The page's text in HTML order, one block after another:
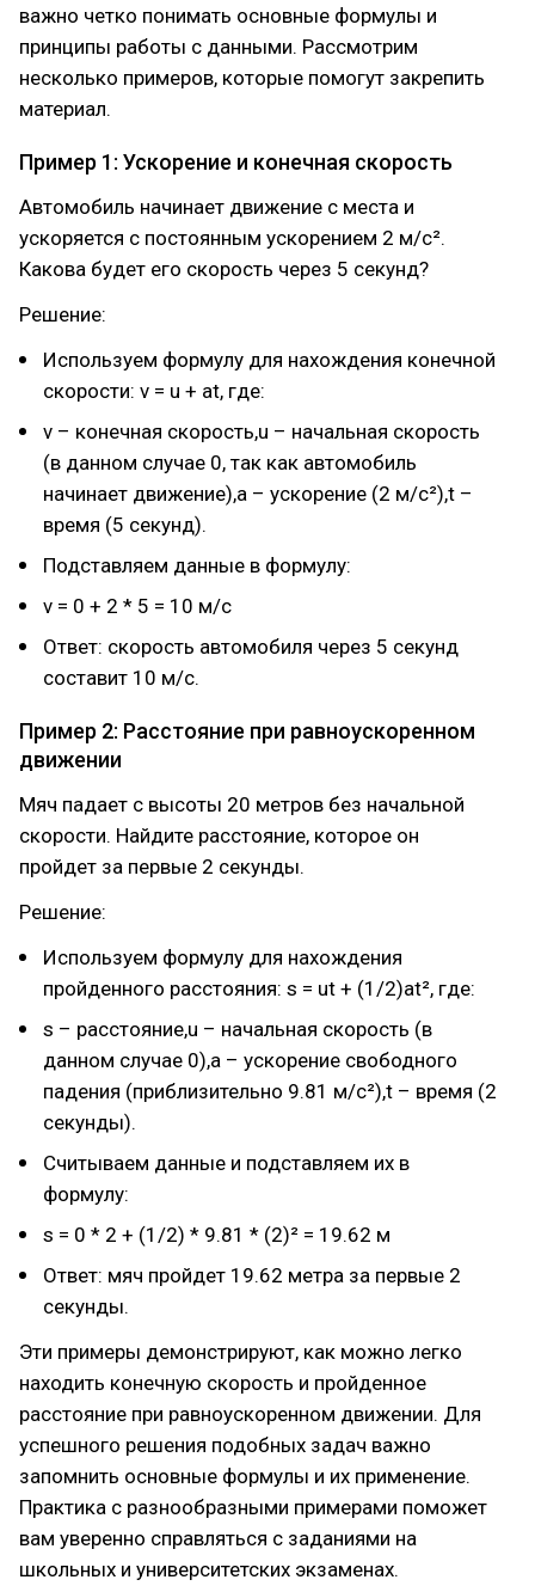
важно четко понимать основные формулы и
принципы работы с данными. Рассмотрим
несколько примеров, которые помогут закрепить
материал.
Пример 1: Ускорение и конечная скорость
Автомобиль начинает движение с места и
ускоряется с постоянным ускорением 2 м/с².
Какова будет его скорость через 5 секунд?
Решение:
Используем формулу для нахождения конечной
скорости: v = u + at, где:
v – конечная скорость,u – начальная скорость
(в данном случае 0, так как автомобиль
начинает движение),a – ускорение (2 м/с²),t –
время (5 секунд).
Подставляем данные в формулу:
v = 0 + 2 * 5 = 10 м/с
Ответ: скорость автомобиля через 5 секунд
составит 10 м/с.
Пример 2: Расстояние при равноускоренном
движении
Мяч падает с высоты 20 метров без начальной
скорости. Найдите расстояние, которое он
пройдет за первые 2 секунды.
Решение:
Используем формулу для нахождения
пройденного расстояния: s = ut + (1/2)at², где:
s – расстояние,u – начальная скорость (в
данном случае 0),a – ускорение свободного
падения (приблизительно 9.81 м/с²),t – время (2
секунды).
Считываем данные и подставляем их в
формулу:
s = 0 * 2 + (1/2) * 9.81 * (2)² = 19.62 м
Ответ: мяч пройдет 19.62 метра за первые 2
секунды.
Эти примеры демонстрируют, как можно легко
находить конечную скорость и пройденное
расстояние при равноускоренном движении. Для
успешного решения подобных задач важно
запомнить основные формулы и их применение.
Практика с разнообразными примерами поможет
вам уверенно справляться с заданиями на
школьных и университетских экзаменах.